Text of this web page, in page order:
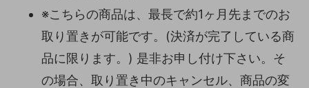
※こちらの商品は、最長で約1ヶ月先までのお
取り置きが可能です。(決済が完了している商
品に限ります。) 是非お申し付け下さい。そ
の場合、取り置き中のキャンセル、商品の変